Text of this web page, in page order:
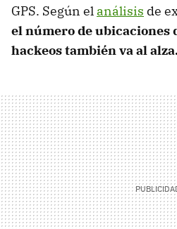
GPS. Según el análisis de
el número de ubicaciones
hackeos también va al